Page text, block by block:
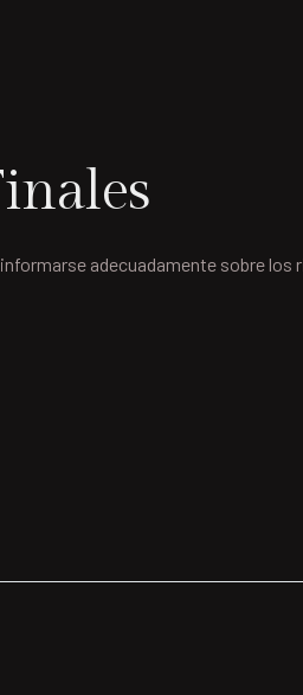
adecuadamente sobre